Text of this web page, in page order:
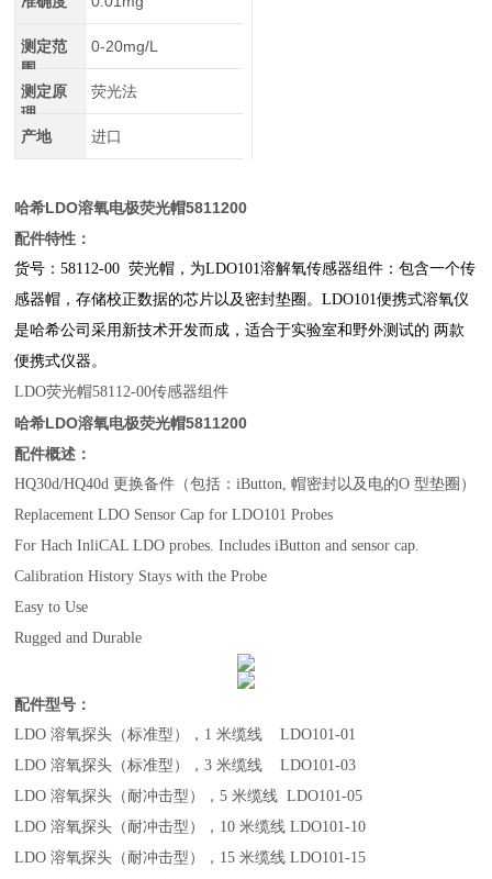
测定范
围
0-20mg/L
测定原
理
荧光法
产地 进口
哈希LDO溶氧电极荧光帽5811200
配件特性：
货号：58112-00 荧光帽，为LDO101溶解氧传感器组件 ：包含一个传
感器帽，存储校正数据的芯片以及密封垫圈。LDO101便携式溶氧仪
是哈希公司采用新技术开发而成，适合于实验室和野外测试的 两款
便携式仪器。
LDO荧光帽58112-00传感器组件
哈希LDO溶氧电极荧光帽5811200
配件概述：
HQ30d/HQ40d 更换备件（包括：iButton, 帽密封以及电的O 型垫圈）
Replacement LDO Sensor Cap for LDO101 Probes
For Hach InliCAL LDO probes. Includes iButton and sensor cap.
Calibration History Stays with the Probe
Easy to Use
Rugged and Durable
配件型号：
LDO 溶氧探头（标准型），1 米缆线 LDO101-01
LDO 溶氧探头（标准型），3 米缆线 LDO101-03
LDO 溶氧探头（耐冲击型），5 米缆线 LDO101-05
LDO 溶氧探头（耐冲击型），10 米缆线 LDO101-10
LDO 溶氧探头（耐冲击型），15 米缆线 LDO101-15